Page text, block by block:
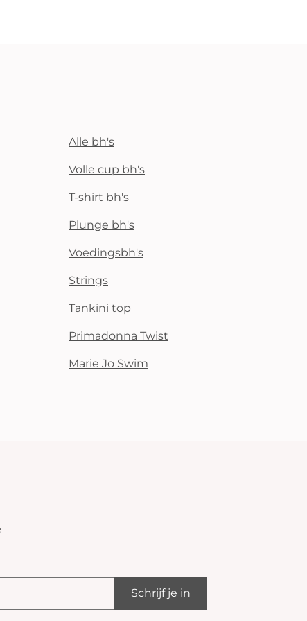
Alle bh's
Volle cup bh's
T-shirt bh's
Plunge bh's
Voedingsbh's
Strings
Tankini top
Primadonna Twist
Marie Jo Swim
Schrijf je in